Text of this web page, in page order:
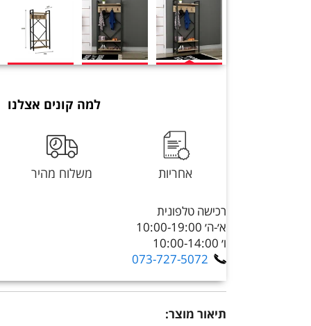
למה קונים אצלנו
אחריות משלוח מהיר
רכישה טלפונית
א׳-ה׳ 10:00-19:00
ו׳ 10:00-14:00
073-727-5072
תיאור מוצר: